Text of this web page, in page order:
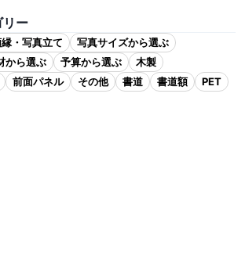
リー
・写真立て
写真サイズから選ぶ
から選ぶ 予算から選ぶ
木製
前面パネル その他 書道 書道額
PET